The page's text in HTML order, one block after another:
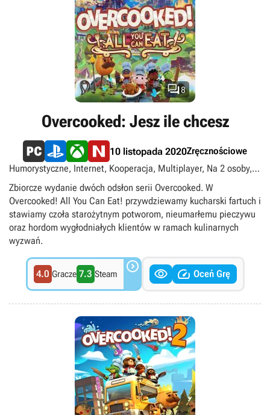
8
Overcooked: Jesz ile chcesz
10 listopada 2020Zręcznościowe
Humorystyczne, Internet, Kooperacja, Multiplayer, Na 2 osoby, O
gotowaniu, Pakiet, Podzielony/wspólny ekran, PS Plus Extra, PS
Plus Premium, Singleplayer, Towarzyska, Widok izometryczny,
singleplayer, multiplayer
Zbiorcze wydanie dwóch odsłon serii Overcooked. W
Overcooked! All You Can Eat! przywdziewamy kucharski fartuch i
stawiamy czoła starożytnym potworom, nieumarłemu pieczywu
oraz hordom wygłodniałych klientów w ramach kulinarnych
wyzwań.
4.0 Gracze 7.3 Steam    Oceń Grę